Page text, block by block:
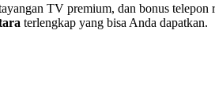
TV premium, dan bonus
terlengkap yang bisa Anda dapatkan.